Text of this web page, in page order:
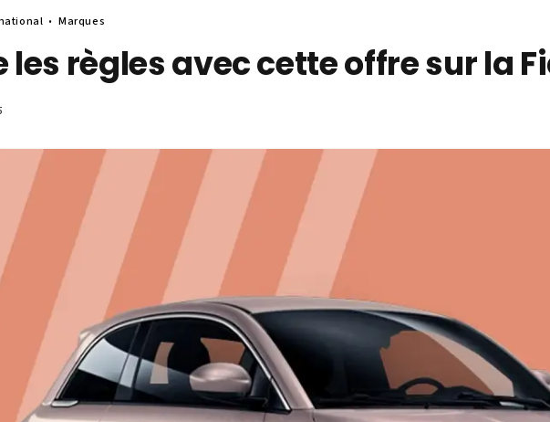
Marques
les règles avec cette offre sur la